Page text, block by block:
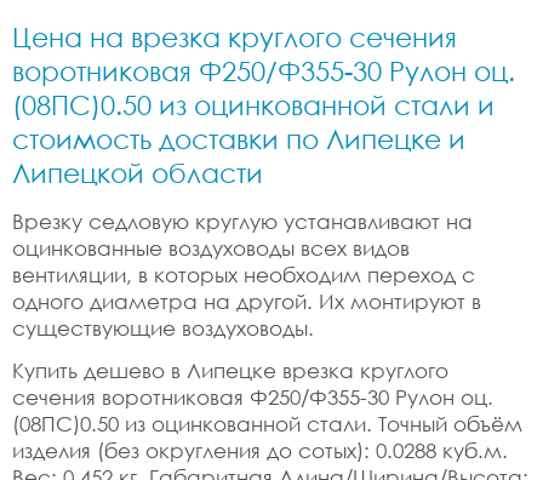
Цена на врезка круглого сечения
воротниковая Ф250/Ф355-30 Рулон оц.
(08ПС)0.50 из оцинкованной стали и
стоимость доставки по Липецке и
Липецкой области
Врезку седловую круглую устанавливают на
оцинкованные воздуховоды всех видов
вентиляции, в которых необходим переход с
одного диаметра на другой. Их монтируют в
существующие воздуховоды.
Купить дешево в Липецке врезка круглого
сечения воротниковая Ф250/Ф355-30 Рулон оц.
(08ПС)0.50 из оцинкованной стали. Точный объём
изделия (без округления до сотых): 0.0288 куб.м.